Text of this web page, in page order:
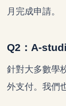
月完成申請。
Q2：A-
針對大多數學
外支付。我們